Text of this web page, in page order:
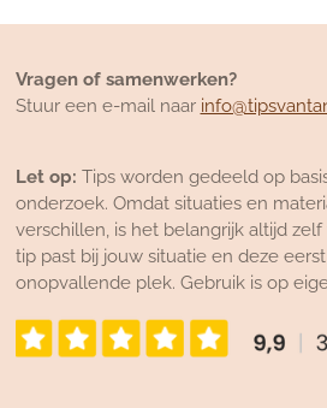
Vragen of samenwerken?
Stuur een e-mail naar
Let op: Tips worden gedeeld op
onderzoek. Omdat situaties en
verschillen, is het belangrijk altijd
tip past bij jouw situatie en deze
onopvallende plek. Gebruik is op